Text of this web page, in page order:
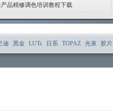
品精修调色培训教程下载
迪 黑金 LUTs 日系 TOPAZ 光束 胶片